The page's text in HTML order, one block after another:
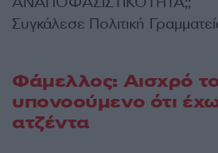
Συγκάλεσε Πολιτική
Φάμελλος: Αισχρό
υπονοούμενο ότι
ατζέντα